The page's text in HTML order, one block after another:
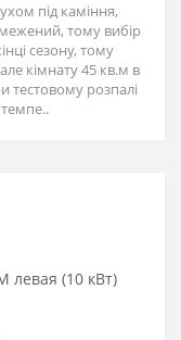
під каміння,
тому вибір
сезону, тому
кімнату 45 кв.м в
тестовому розпалі